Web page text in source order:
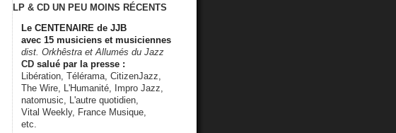
LP & CD UN PEU MOINS RÉCENTS
Le CENTENAIRE de JJB
avec 15 musiciens et musiciennes
dist. Orkhêstra et Allumés du Jazz
CD salué par la presse :
Libération, Télérama, CitizenJazz,
The Wire, L'Humanité, Impro Jazz,
natomusic, L'autre quotidien,
Vital Weekly, France Musique,
etc.